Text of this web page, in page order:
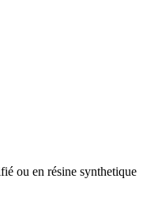
ou en résine synthetique